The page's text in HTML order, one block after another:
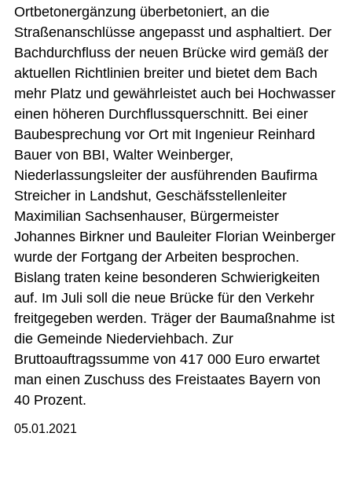
Ortbetonergänzung überbetoniert, an die
Straßenanschlüsse angepasst und asphaltiert. Der
Bachdurchfluss der neuen Brücke wird gemäß der
aktuellen Richtlinien breiter und bietet dem Bach
mehr Platz und gewährleistet auch bei Hochwasser
einen höheren Durchflussquerschnitt. Bei einer
Baubesprechung vor Ort mit Ingenieur Reinhard
Bauer von BBI, Walter Weinberger,
Niederlassungsleiter der ausführenden Baufirma
Streicher in Landshut, Geschäfsstellenleiter
Maximilian Sachsenhauser, Bürgermeister
Johannes Birkner und Bauleiter Florian Weinberger
wurde der Fortgang der Arbeiten besprochen.
Bislang traten keine besonderen Schwierigkeiten
auf. Im Juli soll die neue Brücke für den Verkehr
freitgegeben werden. Träger der Baumaßnahme ist
die Gemeinde Niederviehbach. Zur
Bruttoauftragssumme von 417 000 Euro erwartet
man einen Zuschuss des Freistaates Bayern von
40 Prozent.
05.01.2021